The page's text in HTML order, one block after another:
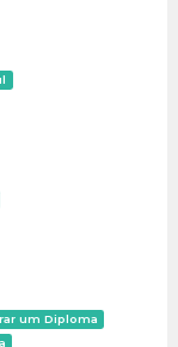
um Diploma